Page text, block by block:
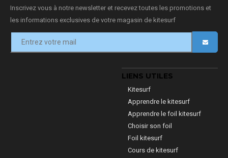
Inscrivez vous à notre newsletter et recevez toutes les promotions et
les informations exclusives de votre magasin de kitesurf
LIENS UTILES
Kitesurf
Apprendre le kitesurf
Apprendre le foil kitesurf
Choisir son foil
Foil kitesurf
Cours de kitesurf